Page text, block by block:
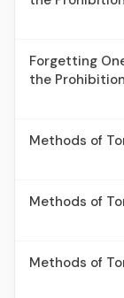
Forgetting
the
Methods of
Methods of
Methods of